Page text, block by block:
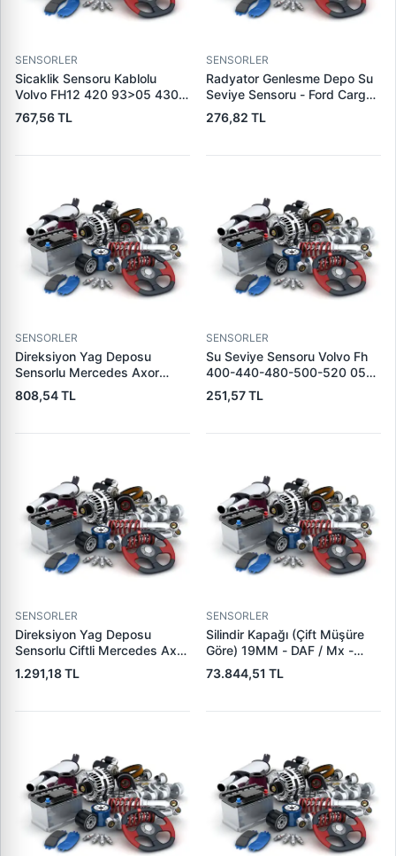
SENSORLER
Sicaklik Sensoru Kablolu
Volvo FH12 420 93>05 430
01>05 460 98> Fm 05>
FM12 420-460 98>08 FM9
702038 | OEM 20576614
767,56 TL
SENSORLER
Radyator Genlesme Depo Su
Seviye Sensoru - Ford Cargo /
1838-4136-2533-4142 Euro
6 / Astra G 98>10 |
CC46 8B397 AC CC46
276,82 TL
SENSORLER
Direksiyon Yag Deposu
Sensorlu Mercedes Axor
Actros | DS DSA-101S | OEM
0004668502 A0004668502
808,54 TL
SENSORLER
Su Seviye Sensoru Volvo Fh
400-440-480-500-520 05>
420-460-540 09> Fh 2 12>
FH12 420 93>05 430 01>05
93>02 540-550-610 03>
251,57 TL
SENSORLER
Direksiyon Yag Deposu
Sensorlu Ciftli Mercedes Axor
4140 | DS DSB-100S | OEM
0004667602 0004668602
1.291,18 TL
SENSORLER
Silindir Kapağı (Çift Müşüre
Göre) 19MM - DAF / Mx -
XF105 Paccar Euro 5 | AHEN
C16701301 | OEM 2145548
73.844,51 TL